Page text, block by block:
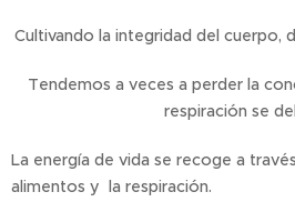
Cultivando la integridad del cuerpo,
Tendemos a veces a perder la
respiración se
La energía de vida se recoge a
alimentos y la respiración.